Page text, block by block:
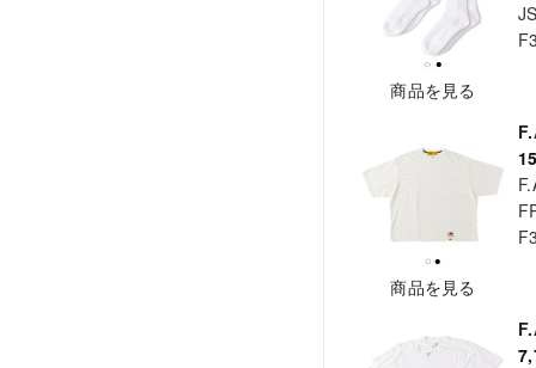
商品を見る
商品を見る